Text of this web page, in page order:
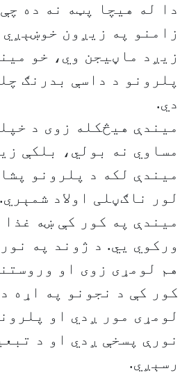
دا له هیچا پټه نه ده
زامنو په زیږون
زیږد ماڼيجن وي، خو
پلرونو د داسې بدرنګ
دي.
میندې هیڅکله زوی د
مساوي نه بولي، بلکې
میندې لکه د پلرونو
لور ناګڼلی اولاد شمېري.
میندې په کور کې ښه
ورکوي يي. د ژوند په
هم لومړی زوی او
کور کې د نجونو په اړه
لومړی مور ږدي او
نورې پسخې ږدي او د
رسېږي.